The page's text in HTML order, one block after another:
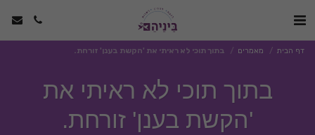
דף הבית מאמרים בתוך תוכי לא ראיתי את 'הקשת בענן' זורחת.
בתוך תוכי לא ראיתי את
'הקשת בענן' זורחת.